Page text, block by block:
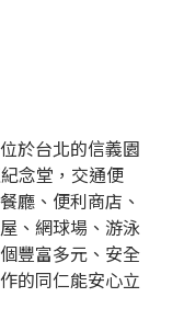
於台北的信義園
念堂，交通便
廳、便利商店、
、網球場、游泳
豐富多元、安全
的同仁能安心立